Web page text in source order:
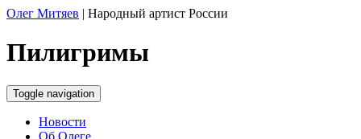
Олег Митяев | Народный артист России
Пилигримы
Toggle navigation
Новости
Об Олеге